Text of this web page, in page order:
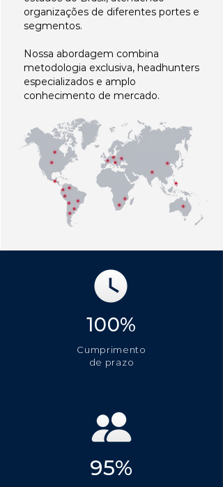
organizações de diferentes portes e
segmentos.
Nossa abordagem combina
metodologia exclusiva, headhunters
especializados e amplo
conhecimento de mercado.
100%
Cumprimento
de prazo
95%